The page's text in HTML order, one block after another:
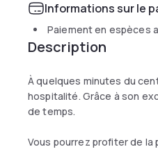
Informations sur le
Paiement en espèces
Description
À quelques minutes du
hospitalité. Grâce à son
de temps.
Vous pourrez profiter de la